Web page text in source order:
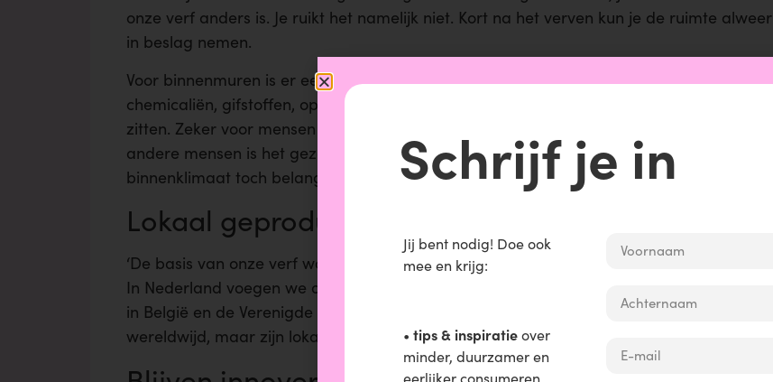
onze verf anders is. Je ruikt het namelijk niet. Kort na het verven kun je de ruimte alweer
in beslag nemen.
Voor binnenmuren is er een grootgezondheidsvoordeel, omdat er in onze verf geen
chemicaliën, gifstoffen, oplosmiddelen, weekmakers, conserveringsmiddelen, enzovoorts
zitten. Zeker voor mensen met allergieën is KEIM echt een uitkomst. Maar ook voor
andere mensen is het gezonder. We leven al zo veel binnen, dan is een gezond
binnenklimaat toch belangrijk!’
Lokaal geproduceerd
‘De basis van onze verf wordt in Duitsland geproduceerd en is echt van goede kwaliteit.
In Nederland voegen we de kleuren toe en verzorgen we de rest van de productie. Ook
in België en de Verenigde Staten hebben we eigen productielocaties. We handelen
wereldwijd, maar zijn lokaal betrokken.’
Schrijf je in
Jij bent nodig! Doe ook
mee en krijg:
• tips & inspiratieover
minder, duurzamer en
eerlijker consumeren